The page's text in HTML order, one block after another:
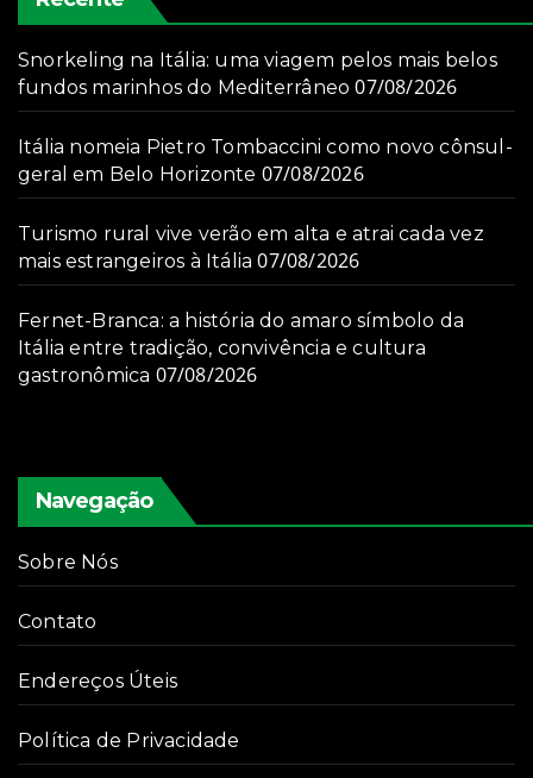
Snorkeling na Itália: uma viagem pelos mais belos
fundos marinhos do Mediterrâneo 07/08/2026
Itália nomeia Pietro Tombaccini como novo cônsul-
geral em Belo Horizonte 07/08/2026
Turismo rural vive verão em alta e atrai cada vez
mais estrangeiros à Itália 07/08/2026
Fernet-Branca: a história do amaro símbolo da
Itália entre tradição, convivência e cultura
gastronômica 07/08/2026
Navegação
Sobre Nós
Contato
Endereços Úteis
Política de Privacidade